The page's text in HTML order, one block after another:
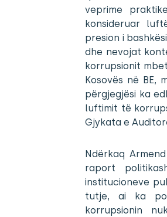
veprime
konsideruar
presion i
dhe nevojat
korrupsionit
Kosovës në BE,
përgjegjësi ka
luftimit të
Gjykata e
Ndërkaq
raport
institucioneve
tutje, ai ka
korrupsionin